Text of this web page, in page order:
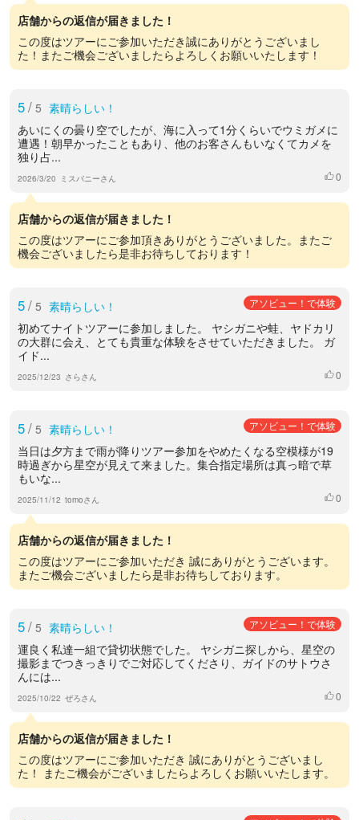
店舗からの返信が届きました！
この度はツアーにご参加いただき誠にありがとうございまし
た！またご機会ございましたらよろしくお願いいたします！
5/ 5 素晴らしい！
あいにくの曇り空でしたが、海に入って1分くらいでウミガメに
遭遇！朝早かったこともあり、他のお客さんもいなくてカメを
独り占...
2026/3/20 ミスバニーさん いいね
0
店舗からの返信が届きました！
この度はツアーにご参加頂きありがとうございました。またご
機会ございましたら是非お待ちしております！
5/ 5 素晴らしい！ アソビュー！で体験
初めてナイトツアーに参加しました。 ヤシガニや蛙、ヤドカリ
の大群に会え、とても貴重な体験をさせていただきました。 ガ
イド...
2025/12/23 さらさん いいね
0
5/ 5 素晴らしい！ アソビュー！で体験
当日は夕方まで雨が降りツアー参加をやめたくなる空模様が19
時過ぎから星空が見えて来ました。集合指定場所は真っ暗で草
もいな...
2025/11/12 tomoさん いいね
0
店舗からの返信が届きました！
この度はツアーにご参加いただき 誠にありがとうございます。
またご機会ございましたら是非お待ちしております。
5/ 5 素晴らしい！ アソビュー！で体験
運良く私達一組で貸切状態でした。 ヤシガニ探しから、星空の
撮影までつきっきりでご対応してくださり、ガイドのサトウさ
んには...
2025/10/22 ぜろさん いいね
0
店舗からの返信が届きました！
この度はツアーにご参加いただき 誠にありがとうございまし
た！ またご機会がございましたらよろしくお願いいたします。